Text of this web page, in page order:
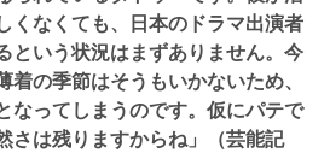
くなくても、日本のドラマ出演者
という状況はまずありません。今
着の季節はそうもいかないため、
なってしまうのです。仮にパテで
さは残りますからね」（芸能記